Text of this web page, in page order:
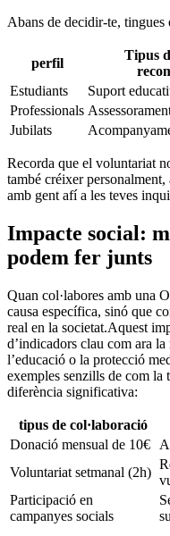
Abans de decidir-te,
perfil
Tipus
Estudiants
Suport
Professionals
Jubilats
Recorda que el voluntariat
també créixer
amb‌ gent afí a les teves
Impacte social:
⁣podem fer junts
Quan col·labores⁣ amb ‌una⁢
causa específica, sinó que
real en la societat.Aquest
d’indicadors clau com ara la
l’educació o la protecció
exemples senzills de ⁤com la
diferència significativa:
tipus de col·laboració
Donació mensual de 10€
Voluntariat setmanal (2h)
Participació en‍
campanyes socials